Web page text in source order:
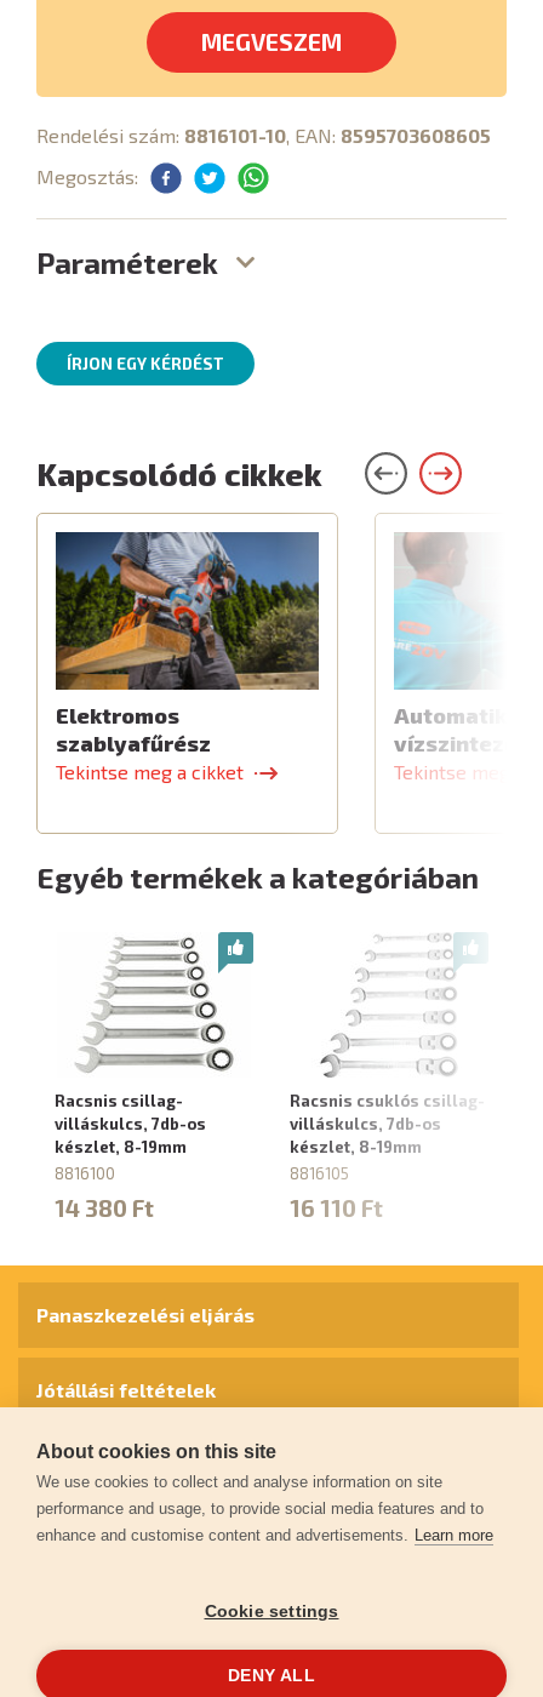
MEGVESZEM
Rendelési szám: 8816101-10, EAN: 8595703608605
Megosztás:
Paraméterek
ÍRJON EGY KÉRDÉST
Kapcsolódó cikkek
Elektromos
szablyafűrész
Tekintse meg a cikket
Automatikus
vízszintező
Tekintse meg a
Egyéb termékek a kategóriában
Racsnis csillag-
villáskulcs, 7db-os
készlet, 8-19mm
8816100
14 380 Ft
Racsnis csuklós csillag-
villáskulcs, 7db-os
készlet, 8-19mm
8816105
16 110 Ft
Panaszkezelési eljárás
Jótállási feltételek
Személyes adatok védelme
Kapcsolat
Garancia regisztráció
About cookies on this site
We use cookies to collect and analyse information on site
performance and usage, to provide social media features and to
enhance and customise content and advertisements. Learn more
Cookie settings
DENY ALL